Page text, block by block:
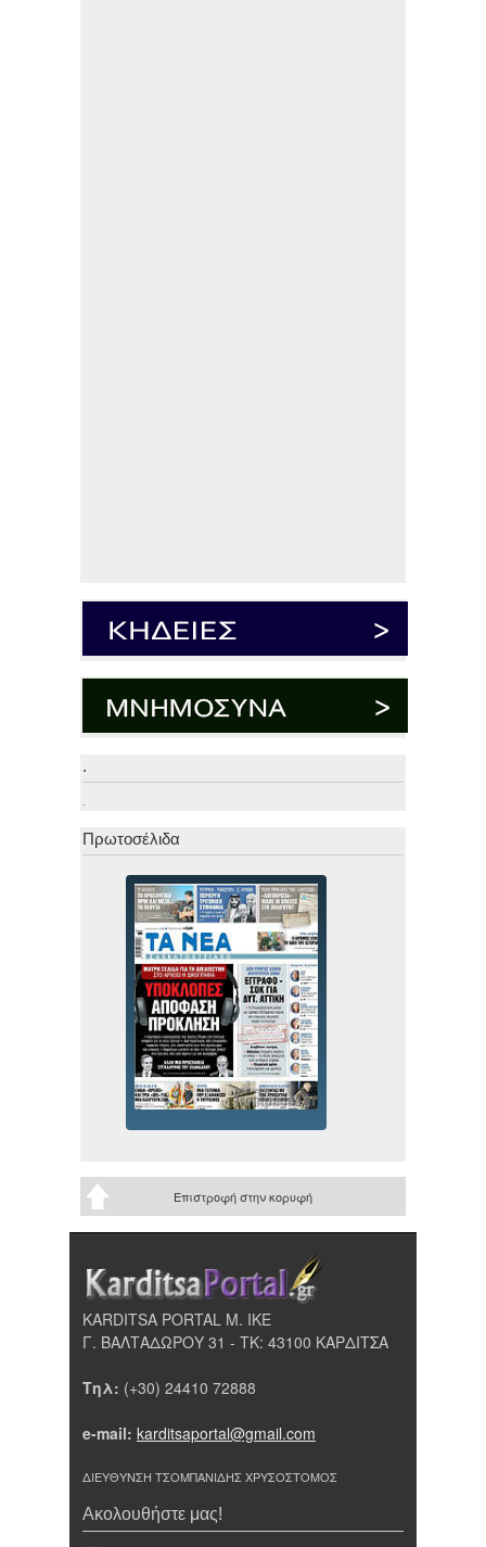
.
.
Πρωτοσέλιδα
Επιστροφή στην κορυφή
KARDITSA PORTAL Μ. ΙΚΕ
Γ. ΒΑΛΤΑΔΩΡΟΥ 31 - ΤΚ: 43100 ΚΑΡΔΙΤΣΑ
Τηλ: (+30) 24410 72888
e-mail: karditsaportal@gmail.com
ΔΙΕΥΘΥΝΣΗ ΤΣΟΜΠΑΝΙΔΗΣ ΧΡΥΣΟΣΤΟΜΟΣ
Ακολουθήστε μας!